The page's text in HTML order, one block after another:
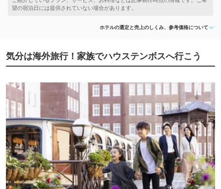
ホテルの選定と売上のしくみ、参考価格について
気分は海外旅行！家族でハウステンボスへ行こう